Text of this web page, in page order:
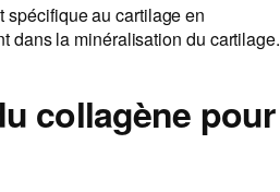
spécifique au cartilage en
dans la minéralisation du cartilage.
collagène pour